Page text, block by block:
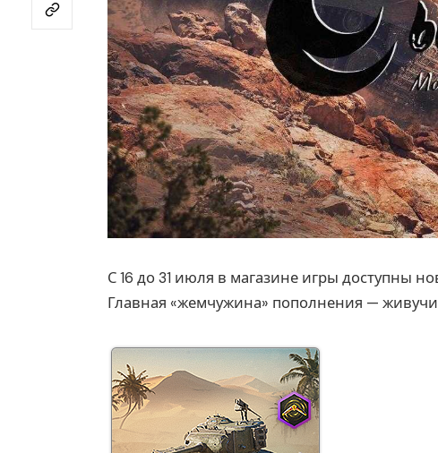
С 16 до 31 июля в магазине игры доступны
Главная «жемчужина» пополнения —